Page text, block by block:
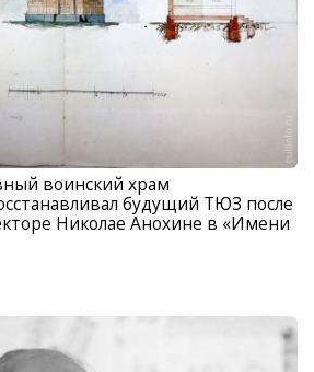
воинский храм
будущий ТЮЗ после
Николае Анохине в «Имени